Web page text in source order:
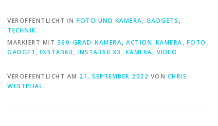
VERÖFFENTLICHT IN FOTO UND KAMERA, GADGETS,
TECHNIK
MARKIERT MIT 360-GRAD-KAMERA, ACTION-KAMERA, FOTO ,
GADGET, INSTA360, INSTA360 X3 , KAMERA, VIDEO
VERÖFFENTLICHT AM 21. SEPTEMBER 2022 VON CHRIS
WESTPHAL